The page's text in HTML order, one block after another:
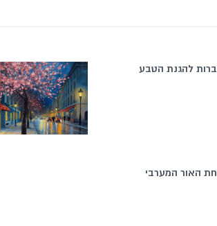
להגנת הטבע
האור המערבי